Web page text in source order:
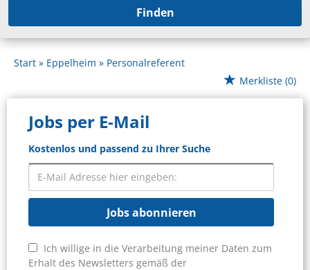
Finden
Start Eppelheim
Personalreferent
Merkliste (0)
Jobs per E-Mail
Kostenlos und passend zu Ihrer Suche
Jobs abonnieren
Ich willige in die Verarbeitung meiner Daten zum
Erhalt des Newsletters gemäß der